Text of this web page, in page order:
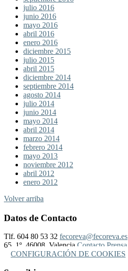
julio 2016
junio 2016
mayo 2016
abril 2016
enero 2016
diciembre 2015
julio 2015
abril 2015
diciembre 2014
septiembre 2014
agosto 2014
julio 2014
junio 2014
mayo 2014
abril 2014
marzo 2014
febrero 2014
mayo 2013
noviembre 2012
abril 2012
enero 2012
Volver arriba
Datos de Contacto
Tlf. 604 80 53 32 fecoreva@fecoreva.es
65, 1º, 46008, Valencia Contacto Prensa
CONFIGURACIÓN DE COOKIES